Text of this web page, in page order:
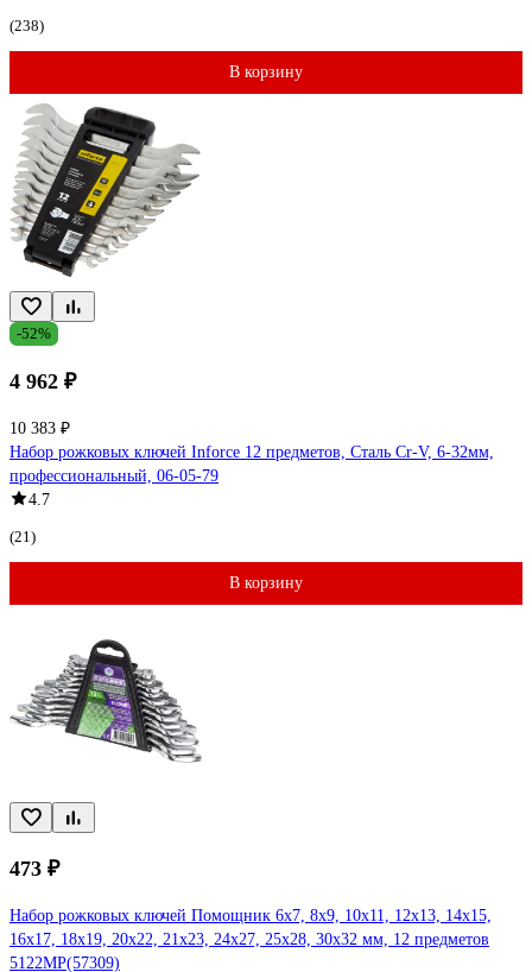
(238)
В корзину
-52%
4 962 ₽
10 383 ₽
Набор рожковых ключей Inforce 12 предметов, Сталь Cr-V, 6-32мм,
профессиональный, 06-05-79
4.7
(21)
В корзину
473 ₽
Набор рожковых ключей Помощник 6x7, 8x9, 10x11, 12x13, 14x15,
16x17, 18x19, 20x22, 21x23, 24x27, 25x28, 30x32 мм, 12 предметов
5122MP(57309)